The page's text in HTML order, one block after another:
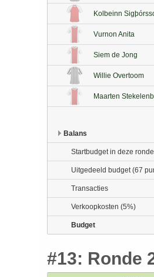
Kolbeinn
Vurnon Anita
Siem de Jong
Willie Overtoom
Maarten
Balans
Startbudget in deze ronde
Uitgedeeld budget (67
Transacties
Verkoopkosten (5%)
Budget
#13: Ronde